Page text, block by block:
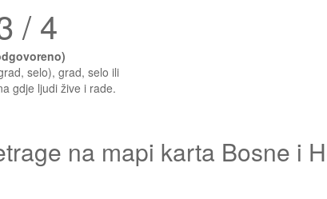
/ 4
selo), grad, selo ili
gdje ljudi žive i rade.
na mapi karta Bosne i